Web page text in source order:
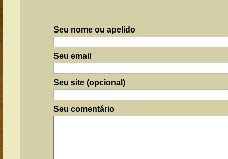
Seu nome ou apelido
Seu email
Seu site (opcional)
Seu comentário